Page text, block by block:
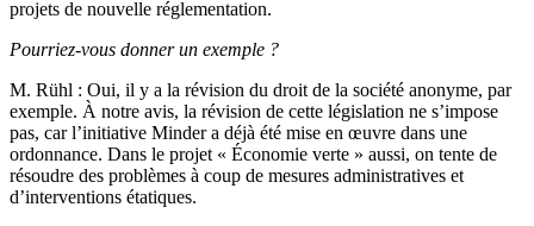
projets de nouvelle réglementation.
Pourriez-vous donner un exemple ?
M. Rühl : Oui, il y a la révision du droit de la société anonyme, par
exemple. À notre avis, la révision de cette législation ne s’impose
pas, car l’initiative Minder a déjà été mise en œuvre dans une
ordonnance. Dans le projet « Économie verte » aussi, on tente de
résoudre des problèmes à coup de mesures administratives et
d’interventions étatiques.